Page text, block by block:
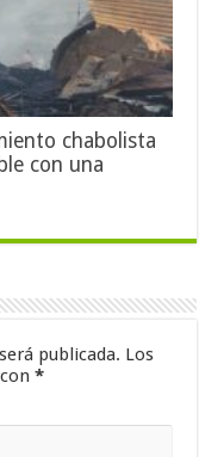
chabolista
con una
publicada. Los
con*